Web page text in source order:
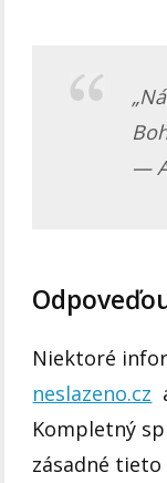
—
Niektoré
neslazeno.cz
Kompletný
zásadné